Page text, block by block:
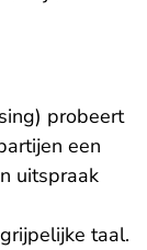
probeert
een
uitspraak
taal.